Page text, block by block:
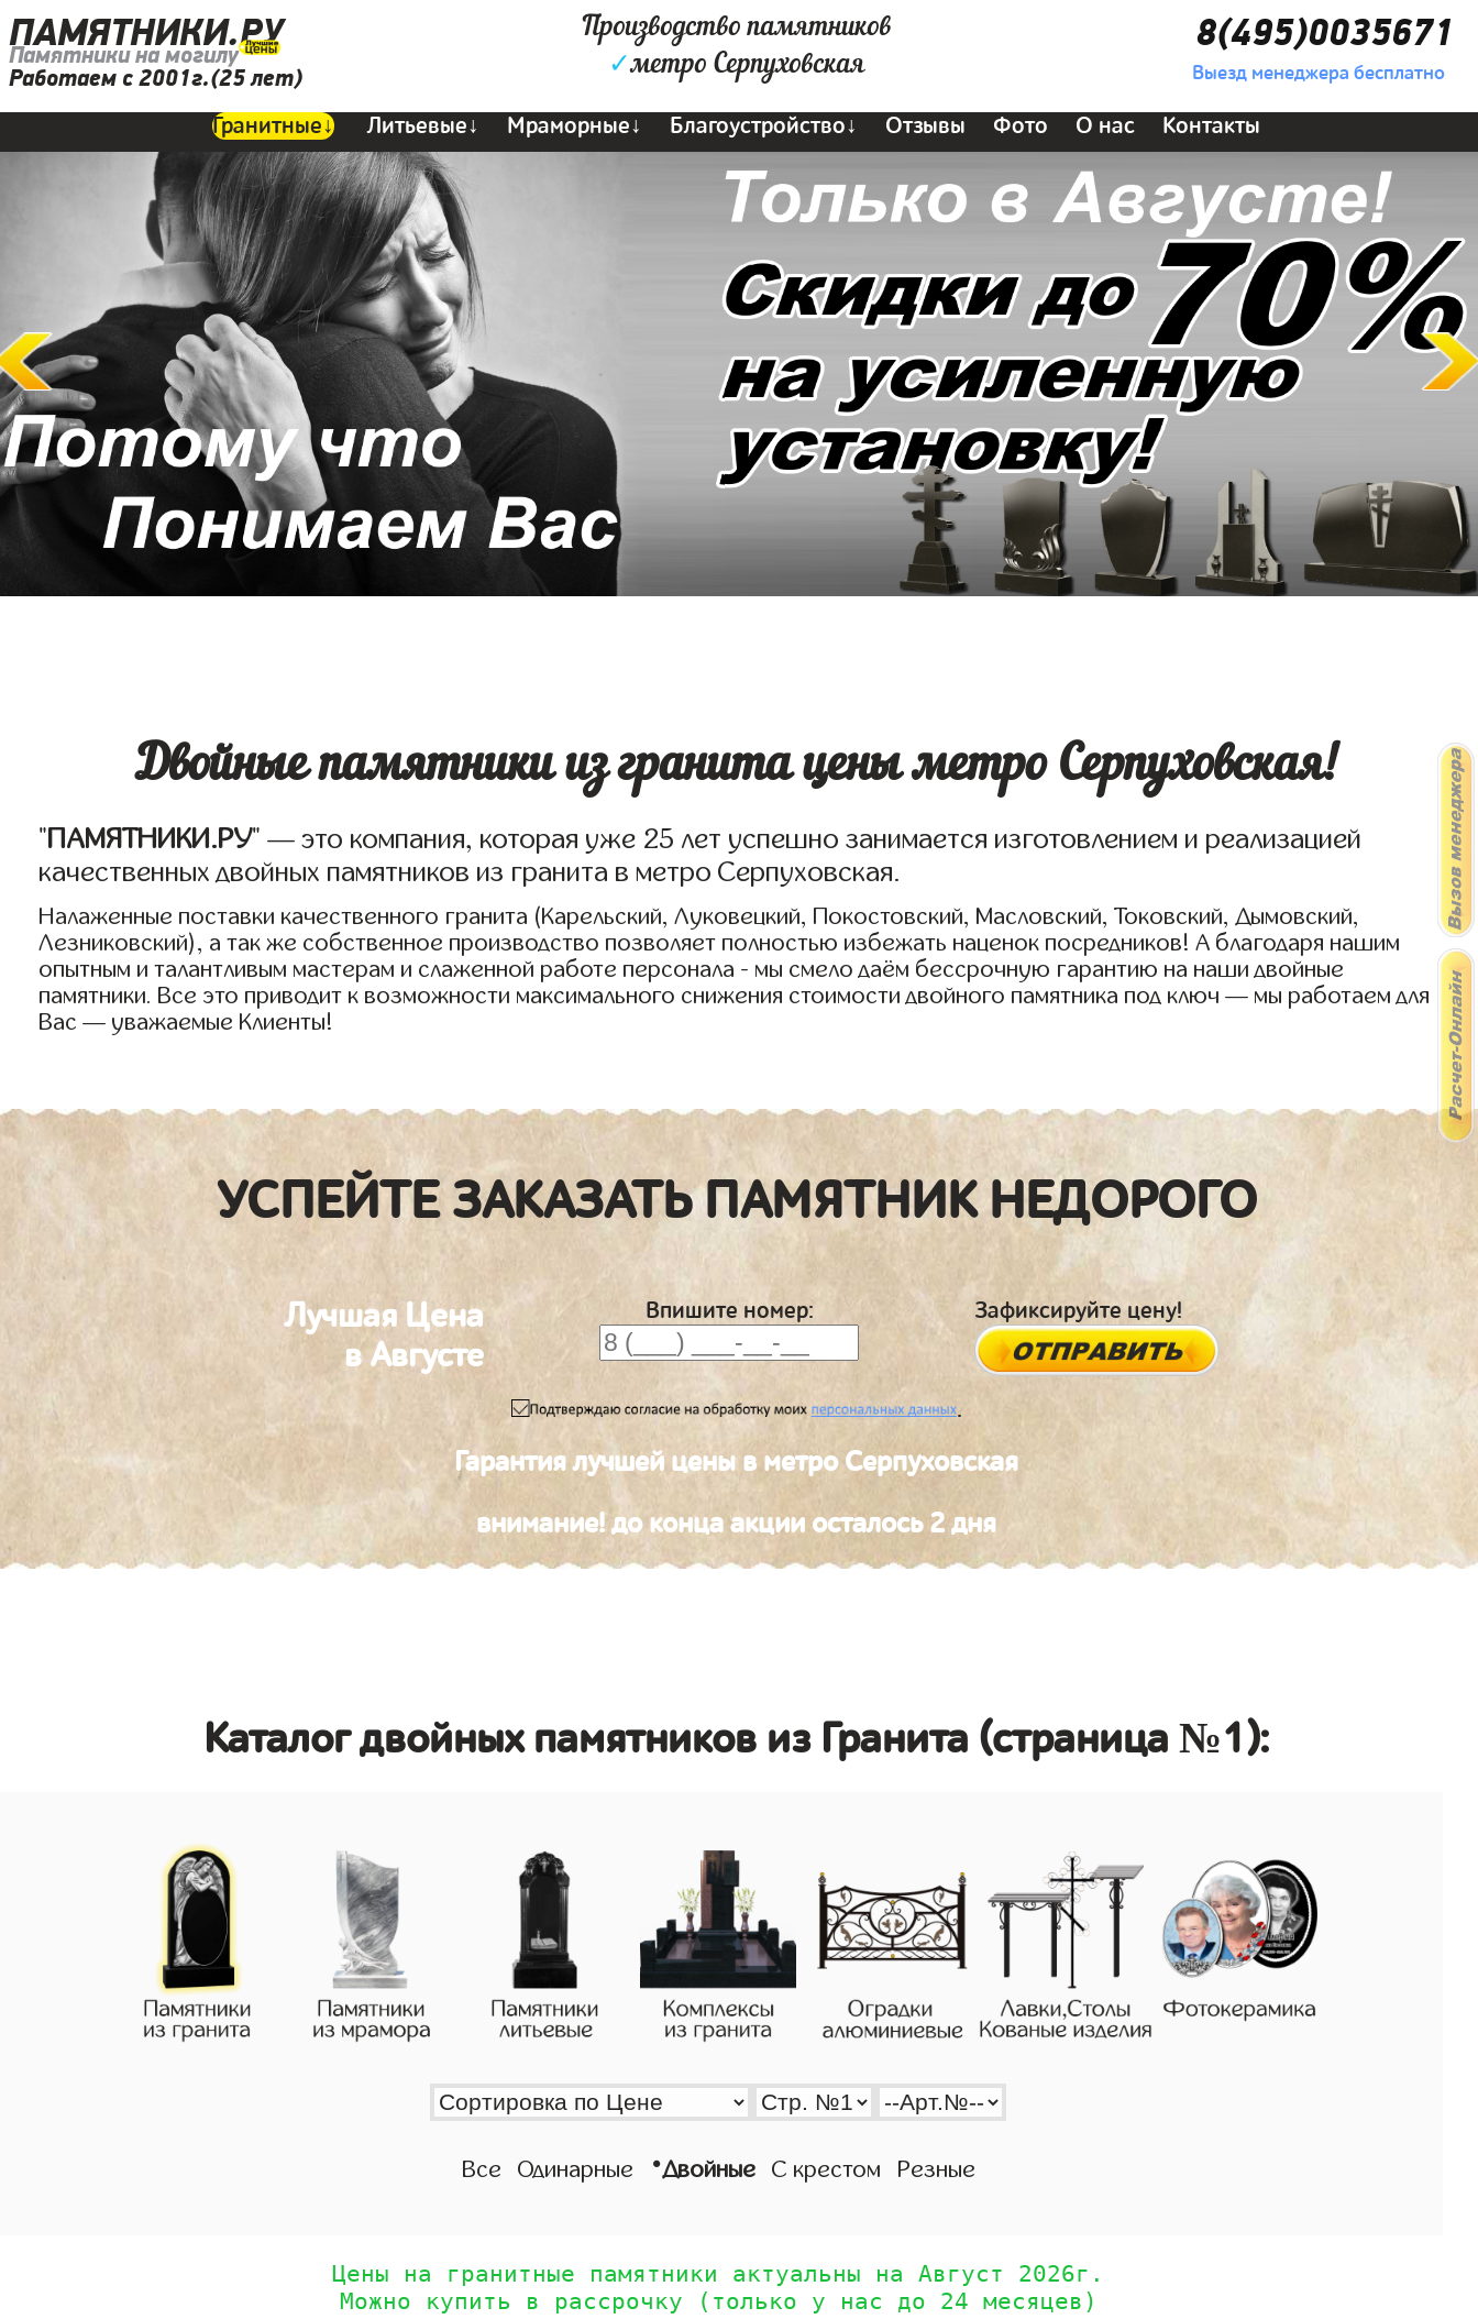
ПАМЯТНИКИ.РУ
Памятники на могилу
Работаем с 2001г.(25 лет)
Производство памятников
✓метро Серпуховская
8(495)0035671
Выезд менеджера бесплатно
Гранитные↓ Литьевые↓ Мраморные↓ Благоустройство↓ Отзывы Фото О нас Контакты
Двойные памятники из гранита цены метро Серпуховская!
"ПАМЯТНИКИ.РУ" — это компания, которая уже 25 лет успешно занимается изготовлением и реализацией
качественных двойных памятников из гранита в метро Серпуховская.
Налаженные поставки качественного гранита (Карельский, Луковецкий, Покостовский, Масловский, Токовский, Дымовский,
Лезниковский), а так же собственное производство позволяет полностью избежать наценок посредников! А благодаря нашим
опытным и талантливым мастерам и слаженной работе персонала - мы смело даём бессрочную гарантию на наши двойные
памятники. Все это приводит к возможности максимального снижения стоимости двойного памятника под ключ — мы работаем для
Вас — уважаемые Клиенты!
УСПЕЙТЕ ЗАКАЗАТЬ ПАМЯТНИК НЕДОРОГО
Лучшая Цена
в Августе
Впишите номер: Зафиксируйте цену!
.
Гарантия лучшей цены в метро Серпуховская
внимание! до конца акции осталось 2 дня
Каталог двойных памятников из Гранита (страница №1):
Все Одинарные •Двойные С крестом Резные
Цены на гранитные памятники актуальны на Август 2026г.
Можно купить в рассрочку (только у нас до 24 месяцев)